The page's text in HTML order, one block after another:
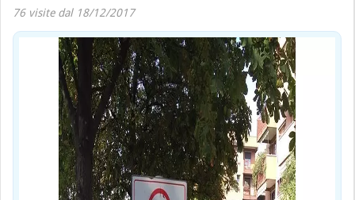
76 visite dal 18/12/2017